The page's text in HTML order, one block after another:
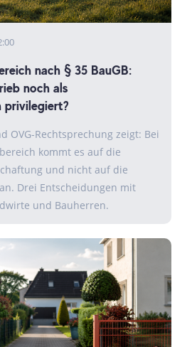
nach § 35 BauGB:
noch als
OVG-Rechtsprechung zeigt: Bei
kommt es auf die
und nicht auf die
Drei Entscheidungen mit
und Bauherren.